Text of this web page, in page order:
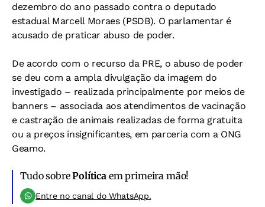
dezembro do ano passado contra o deputado
estadual Marcell Moraes (PSDB). O parlamentar é
acusado de praticar abuso de poder.
De acordo com o recurso da PRE, o abuso de poder
se deu com a ampla divulgação da imagem do
investigado – realizada principalmente por meios de
banners – associada aos atendimentos de vacinação
e castração de animais realizadas de forma gratuita
ou a preços insignificantes, em parceria com a ONG
Geamo.
Tudo sobrePolítica em primeira mão!
Entre no canal do WhatsApp.